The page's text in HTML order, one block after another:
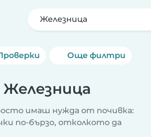
Железница
Още филтри
имаш нужда от почивка:
по-бързо, отколкото да